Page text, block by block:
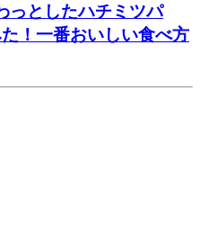
っとしたハチミツパ
！一番おいしい食べ方